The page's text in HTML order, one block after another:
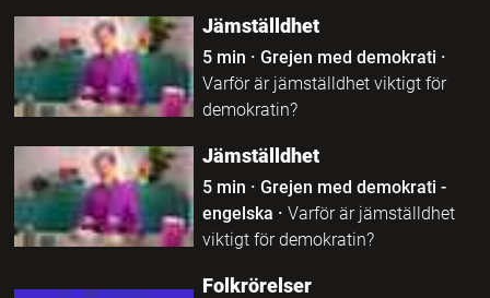
Jämställdhet
5 min · Grejen med demokrati ·
Varför är jämställdhet viktigt för
demokratin?
Jämställdhet
5 min · Grejen med demokrati -
engelska · Varför är jämställdhet
viktigt för demokratin?
Folkrörelser